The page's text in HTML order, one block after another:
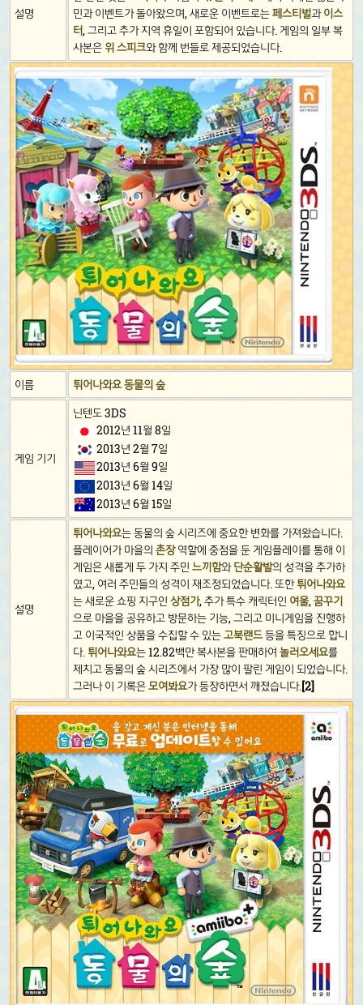
설명
민과 이벤트가 돌아왔으며, 새로운 이벤트로는페스티벌과이스
터, 그리고 추가 지역 휴일이 포함되어 있습니다. 게임의 일부 복
사본은 위 스피크와 함께 번들로 제공되었습니다.
이름 튀어나와요 동물의 숲
게임 기기
닌텐도 3DS
2012년 11월 8일
2013년 2월 7일
2013년 6월 9일
2013년 6월 14일
2013년 6월 15일
설명
튀어나와요는 동물의 숲 시리즈에 중요한 변화를 가져왔습니다.
플레이어가 마을의 촌장역할에 중점을 둔 게임플레이를 통해 이
게임은 새롭게 두 가지 주민 느끼함와단순활발의 성격을 추가하
였고, 여러 주민들의 성격이 재조정되었습니다. 또한튀어나와요
는 새로운 쇼핑 지구인 상점가, 추가 특수 캐릭터인 여울,꿈꾸기
으로 마을을 공유하고 방문하는 기능, 그리고 미니게임을 진행하
고 이국적인 상품을 수집할 수 있는고북랜드등을 특징으로 합니
다. 튀어나와요는 12.82백만 복사본을 판매하여 놀러오세요를
제치고 동물의 숲 시리즈에서 가장 많이 팔린 게임이 되었습니다.
그러나 이 기록은모여봐요가 등장하면서 깨졌습니다.[2]